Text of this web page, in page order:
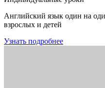
Английский язык один на
взрослых и детей
Узнать подробнее